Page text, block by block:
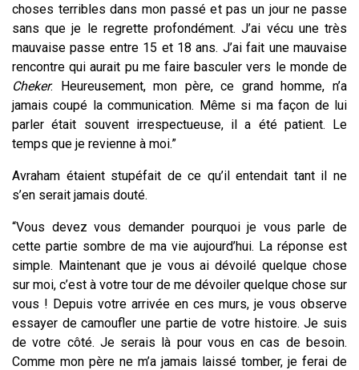
choses terribles dans mon passé et pas un jour ne passe
sans que je le regrette profondément. J’ai vécu une très
mauvaise passe entre 15 et 18 ans. J’ai fait une mauvaise
rencontre qui aurait pu me faire basculer vers le monde de
Cheker. Heureusement, mon père, ce grand homme, n’a
jamais coupé la communication. Même si ma façon de lui
parler était souvent irrespectueuse, il a été patient. Le
temps que je revienne à moi.”
Avraham étaient stupéfait de ce qu’il entendait tant il ne
s’en serait jamais douté.
“Vous devez vous demander pourquoi je vous parle de
cette partie sombre de ma vie aujourd’hui. La réponse est
simple. Maintenant que je vous ai dévoilé quelque chose
sur moi, c’est à votre tour de me dévoiler quelque chose sur
vous ! Depuis votre arrivée en ces murs, je vous observe
essayer de camoufler une partie de votre histoire. Je suis
de votre côté. Je serais là pour vous en cas de besoin.
Comme mon père ne m’a jamais laissé tomber, je ferai de